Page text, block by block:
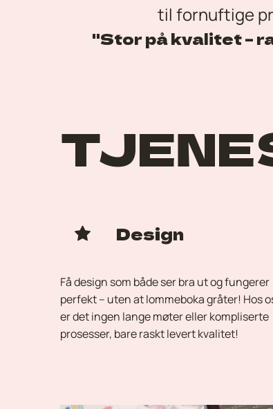
til fornuftige
"Stor på kvalitet –
Design
Få design som både ser bra ut og fungerer
perfekt – uten at lommeboka gråter! Hos
er det ingen lange møter eller kompliserte
prosesser, bare raskt levert kvalitet!